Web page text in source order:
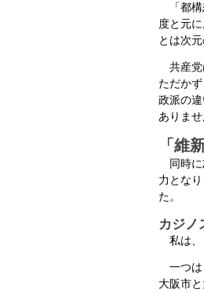
「都構
度と元
とは次
共産党
ただか
政派の
ありませ
「維
同時に
力とな
た。
カジノ
私は、
一つは
大阪市